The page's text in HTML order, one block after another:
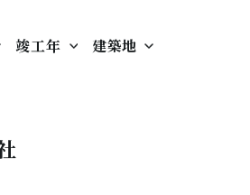
竣工年 建築地